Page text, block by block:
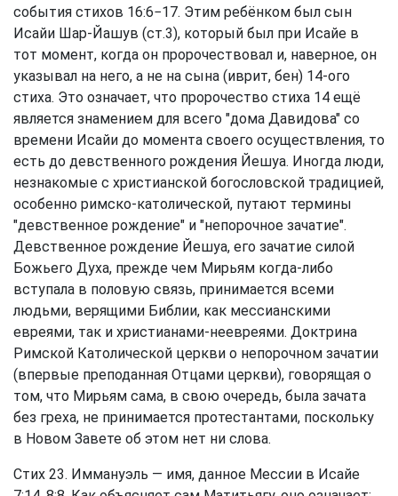
события стихов 16:6−17. Этим ребёнком был сын
Исайи Шар-Йашув (ст.3), который был при Исайе в
тот момент, когда он пророчествовал и, наверное, он
указывал на него, а не на сына (иврит, бен) 14-ого
стиха. Это означает, что пророчество стиха 14 ещё
является знамением для всего "дома Давидова" со
времени Исайи до момента своего осуществления, то
есть до девственного рождения Йешуа. Иногда люди,
незнакомые с христианской богословской традицией,
особенно римско-католической, путают термины
"девственное рождение" и "непорочное зачатие".
Девственное рождение Йешуа, его зачатие силой
Божьего Духа, прежде чем Мирьям когда-либо
вступала в половую связь, принимается всеми
людьми, верящими Библии, как мессианскими
евреями, так и христианами-неевреями. Доктрина
Римской Католической церкви о непорочном зачатии
(впервые преподанная Отцами церкви), говорящая о
том, что Мирьям сама, в свою очередь, была зачата
без греха, не принимается протестантами, поскольку
в Новом Завете об этом нет ни слова.
Стих 23. Иммануэль — имя, данное Мессии в Исайе